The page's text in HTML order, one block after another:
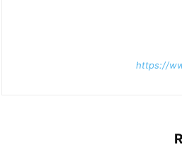
https://